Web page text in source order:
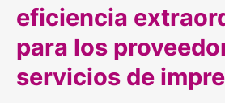
eficiencia
para los
servicios de